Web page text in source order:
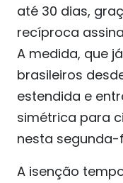
até 30 dias,
recíproca
A medida, que
brasileiros
estendida e
simétrica para
nesta segunda-
A isenção